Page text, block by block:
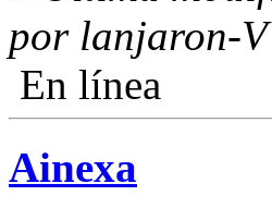
por lanjaron-V
En línea
Ainexa